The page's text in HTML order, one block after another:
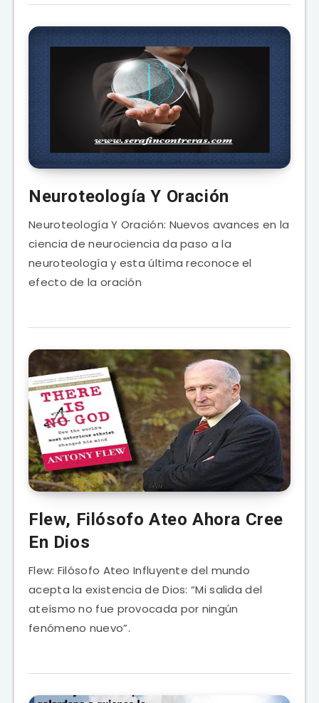
Neuroteología Y Oración
Neuroteología Y Oración: Nuevos avances en la
ciencia de neurociencia da paso a la
neuroteología y esta última reconoce el
efecto de la oración
Flew, Filósofo Ateo Ahora Cree
En Dios
Flew: Filósofo Ateo Influyente del mundo
acepta la existencia de Dios: “Mi salida del
ateísmo no fue provocada por ningún
fenómeno nuevo”.